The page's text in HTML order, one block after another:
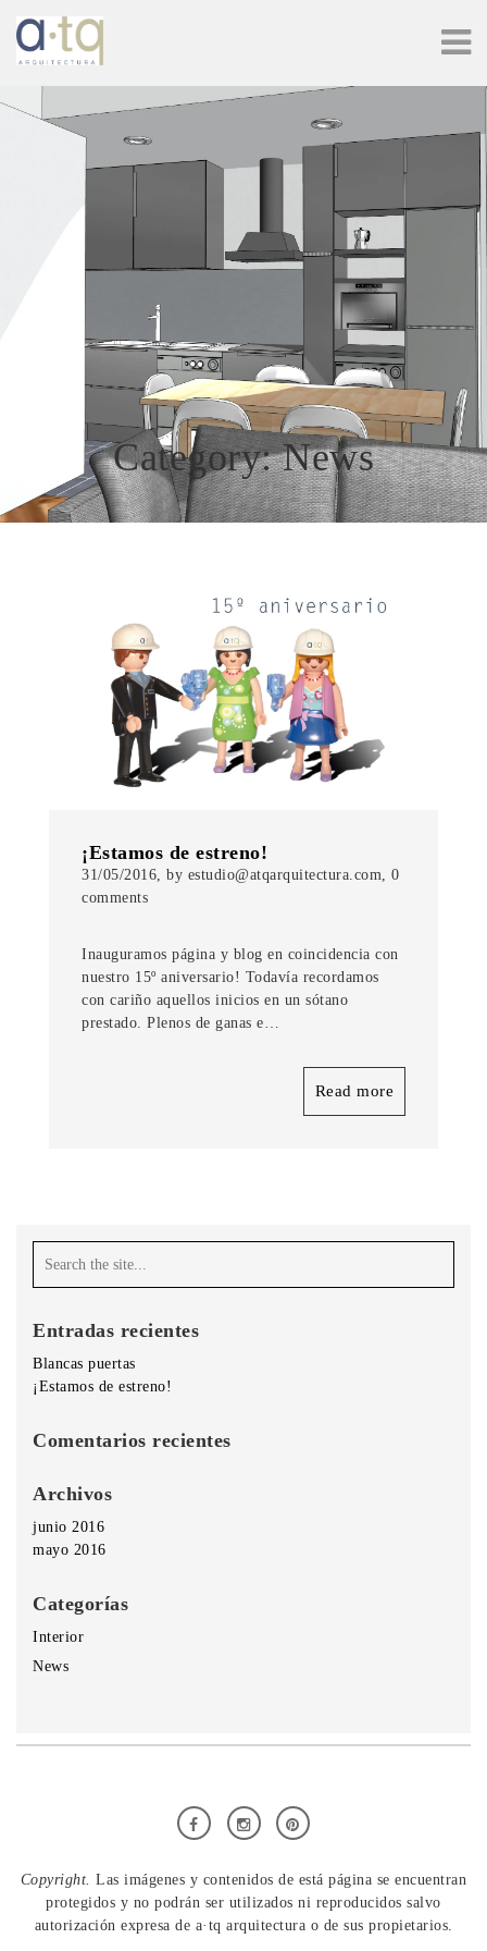
Category: News
¡Estamos de estreno!
31/05/2016, by estudio@atqarquitectura.com, 0
comments
Inauguramos página y blog en coincidencia con
nuestro 15º aniversario! Todavía recordamos
con cariño aquellos inicios en un sótano
prestado. Plenos de ganas e…
Read more
Entradas recientes
Blancas puertas
¡Estamos de estreno!
Comentarios recientes
Archivos
junio 2016
mayo 2016
Categorías
Interior
News
Copyright. Las imágenes y contenidos de está página se encuentran
protegidos y no podrán ser utilizados ni reproducidos salvo
autorización expresa de a·tq arquitectura o de sus propietarios.